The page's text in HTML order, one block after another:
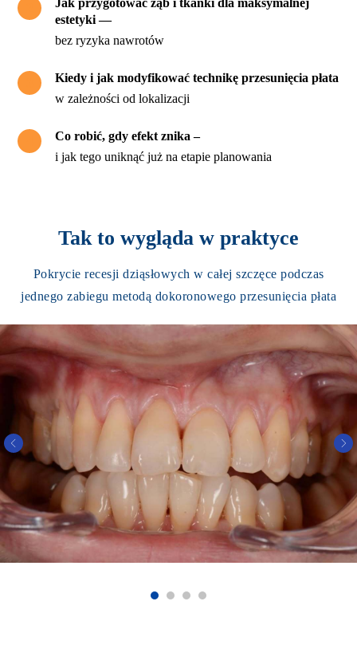
Jak przygotować ząb i tkanki dla maksymalnej
estetyki —
bez ryzyka nawrotów
Kiedy i jak modyfikować technikę przesunięcia płata
w zależności od lokalizacji
Co robić, gdy efekt znika –
i jak tego uniknąć już na etapie planowania
Tak to wygląda w praktyce
Pokrycie recesji dziąsłowych w całej szczęce podczas
jednego zabiegu metodą dokoronowego przesunięcia płata